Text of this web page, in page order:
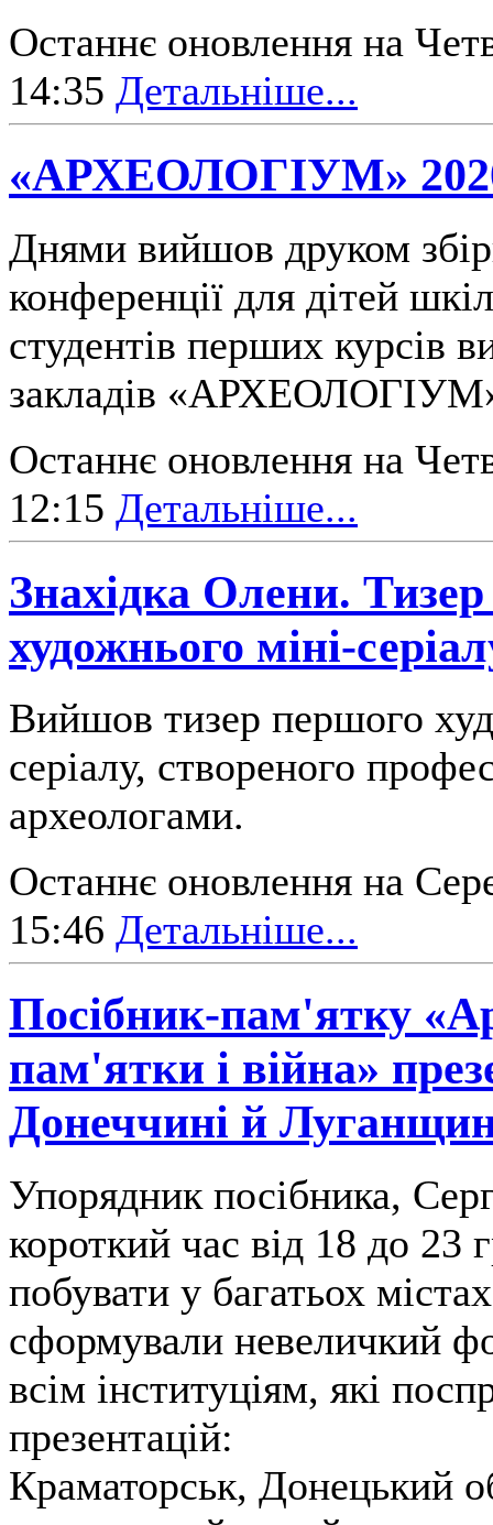
Останнє оновлення на
14:35 Детальніше...
«АРХЕОЛОГІУМ»
Днями вийшов друком
конференції для дітей
студентів перших курсів
закладів
Останнє оновлення на
12:15 Детальніше...
Знахідка Олени. Тизер
художнього міні-
Вийшов тизер першого
серіалу, створеного
археологами.
Останнє оновлення на
15:46 Детальніше...
Посібник-пам'ятку
пам'ятки і війна»
Донеччині й
Упорядник посібника,
короткий час від 18 до 23
побувати у багатьох
сформували невеличкий
всім інституціям, які
презентацій:
Краматорськ, Донецький